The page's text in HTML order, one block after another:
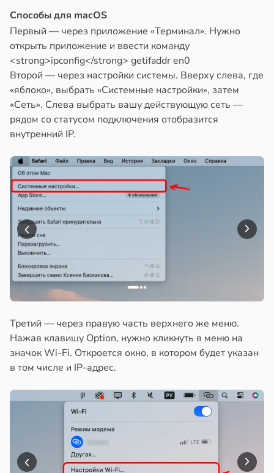
Способы для macOS
Первый — через приложение «Терминал». Нужно
открыть приложение и ввести команду
<strong>ipconfig</strong> getifaddr en0
Второй — через настройки системы. Вверху слева, где
«яблоко», выбрать «Системные настройки», затем
«Сеть». Слева выбрать вашу действующую сеть —
рядом со статусом подключения отобразится
внутренний IP.
Третий — через правую часть верхнего же меню.
Нажав клавишу Option, нужно кликнуть в меню на
значок Wi-Fi. Откроется окно, в котором будет указан
в том числе и IP-адрес.